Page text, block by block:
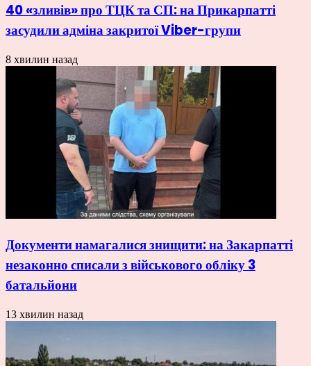
40 «зливів» про ТЦК та СП: на Прикарпатті
засудили адміна закритої Viber-групи
8 хвилин назад
Документи намагалися знищити: на Закарпатті
незаконно списали з військового обліку 3
батальйони
13 хвилин назад